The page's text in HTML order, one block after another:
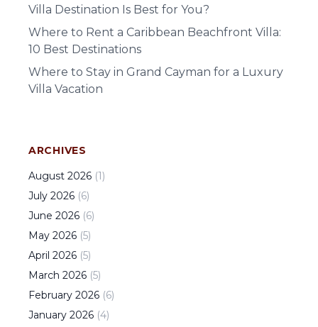
Villa Destination Is Best for You?
Where to Rent a Caribbean Beachfront Villa:
10 Best Destinations
Where to Stay in Grand Cayman for a Luxury
Villa Vacation
ARCHIVES
August 2026 (1)
July 2026 (6)
June 2026 (6)
May 2026 (5)
April 2026 (5)
March 2026 (5)
February 2026 (6)
January 2026 (4)